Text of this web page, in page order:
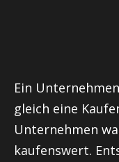
Ein
gleich eine
Unternehmen
kaufenswert.